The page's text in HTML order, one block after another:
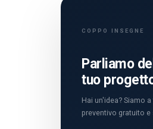
COPPO INSEGNE
Parliamo del
tuo
Hai un'idea? Siamo
preventivo gratuito